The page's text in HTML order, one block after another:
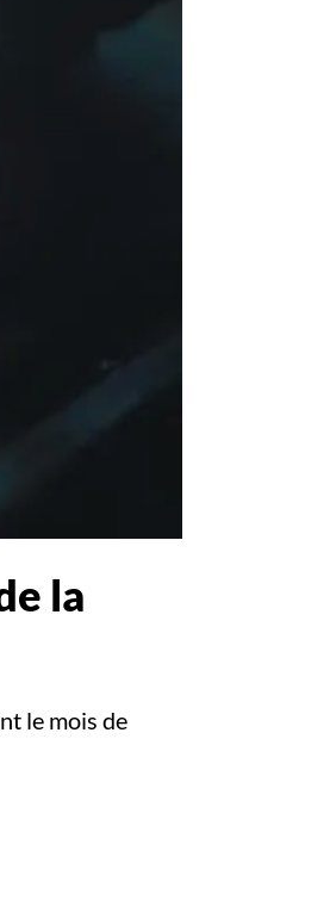
la
le mois de